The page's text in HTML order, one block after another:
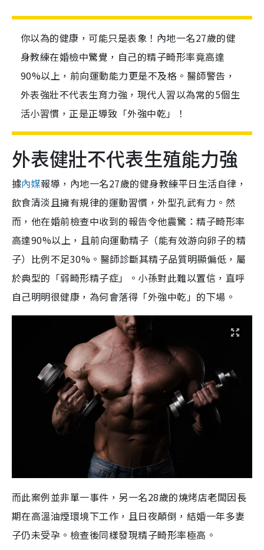
你以為的健康，可能只是表象！內地一名27歲的健
身教練在婚檢中驚覺，自己的精子畸形率竟高達
90%以上，前向運動能力更是不及格。醫師警告，
外表強壯不代表生育力強，現代人習以為常的5個生
活小習慣，正是正導致「外強中乾」！
外表健壯不代表生殖能力強
據內媒報導，內地一名27歲的健身教練平日生活自律，
飲食清淡且擁有規律的運動習慣，外型孔武有力。 然
而，他在婚前檢查中收到的報告令他震驚：精子畸形率
高達90%以上，且前向運動精子（能有效游向卵子的精
子）比例不足30%。醫師診斷其精子品質明顯偏低，屬
於典型的「弱畸形精子症」。小孫對此難以置信，直呼
自己明明很健康，為何會落得「外強中乾」的下場。
而此案例並非單一事件，另一名28歲的燒烤店老闆因長
期在高溫油煙環境下工作，且日夜顛倒，結婚一年多妻
子仍未受孕。檢查後同樣發現精子畸形率極高。